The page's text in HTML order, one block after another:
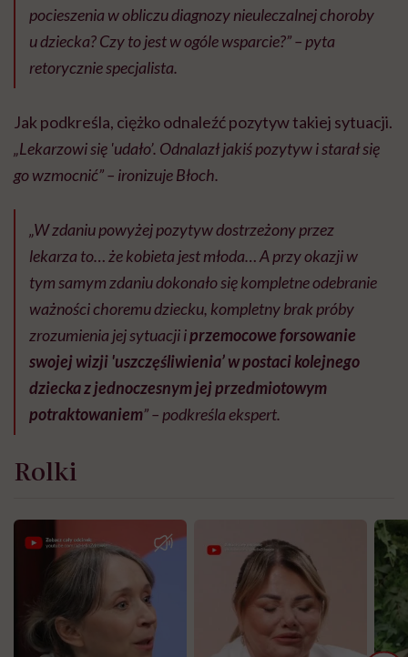
pocieszenia w obliczu diagnozy nieuleczalnej choroby
u dziecka? Czy to jest w ogóle wsparcie?” – pyta
retorycznie specjalista.
Jak podkreśla, ciężko odnaleźć pozytyw takiej sytuacji.
„Lekarzowi się 'udało’. Odnalazł jakiś pozytyw i starał się
go wzmocnić” – ironizuje Błoch.
„W zdaniu powyżej pozytyw dostrzeżony przez
lekarza to… że kobieta jest młoda… A przy okazji w
tym samym zdaniu dokonało się kompletne odebranie
ważności choremu dziecku, kompletny brak próby
zrozumienia jej sytuacji iprzemocowe forsowanie
swojej wizji 'uszczęśliwienia’ w postaci kolejnego
dziecka z jednoczesnym jej przedmiotowym
potraktowaniem” – podkreśla ekspert.
Rolki